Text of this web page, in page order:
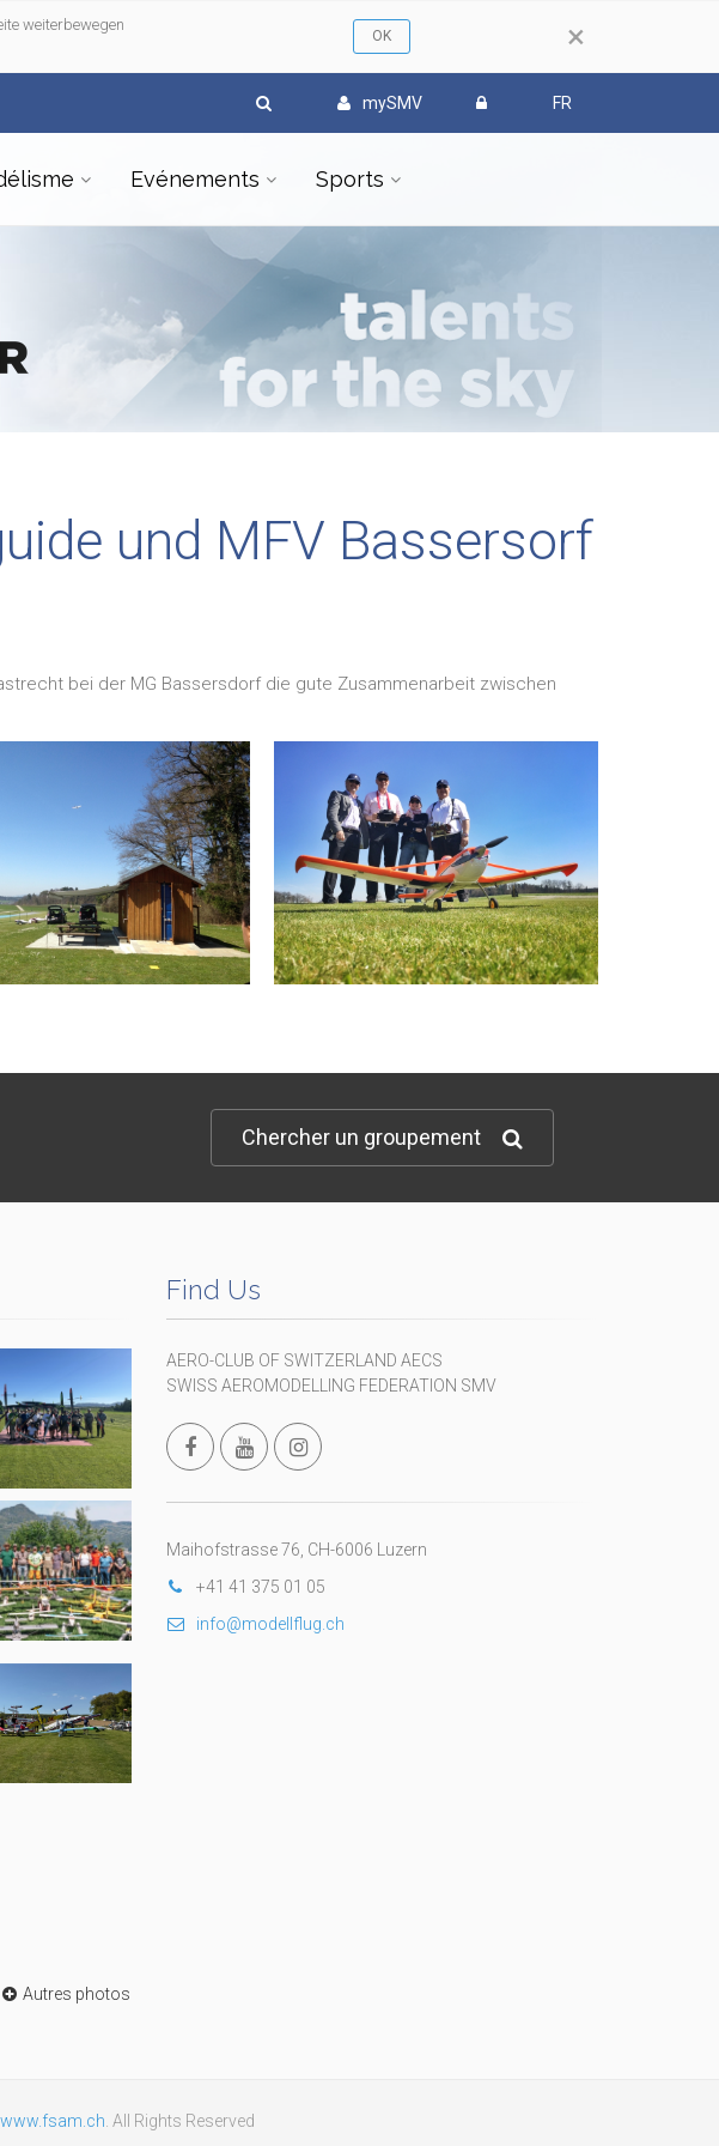
×
weiterbewegen
mySMV FR
Evénements Sports
und MFV Bassersorf
bei der MG Bassersdorf die gute Zusammenarbeit zwischen
Chercher un groupement
Autres photos
Find Us
AERO-CLUB OF SWITZERLAND AECS
SWISS AEROMODELLING FEDERATION SMV
Maihofstrasse 76, CH-6006 Luzern
+41 41 375 01 05
info@modellflug.ch
. All Rights Reserved